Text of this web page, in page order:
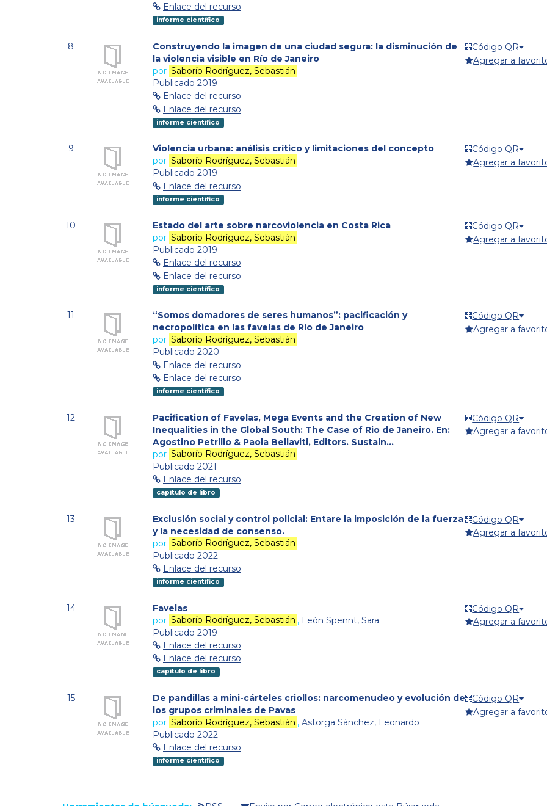
Enlace del recurso
informe científico
8
Construyendo la imagen de una ciudad segura: la disminución de
la violencia visible en Río de Janeiro
por Saborío Rodríguez, Sebastián
Publicado 2019
Enlace del recurso
Enlace del recurso
informe científico
Código QR
Agregar a
9
Violencia urbana: análisis crítico y limitaciones del concepto
por Saborío Rodríguez, Sebastián
Publicado 2019
Enlace del recurso
informe científico
Código QR
Agregar a
10
Estado del arte sobre narcoviolencia en Costa Rica
por Saborío Rodríguez, Sebastián
Publicado 2019
Enlace del recurso
Enlace del recurso
informe científico
Código QR
Agregar a
11
“Somos domadores de seres humanos”: pacificación y
necropolítica en las favelas de Río de Janeiro
por Saborío Rodríguez, Sebastián
Publicado 2020
Enlace del recurso
Enlace del recurso
informe científico
Código QR
Agregar a
12
Pacification of Favelas, Mega Events and the Creation of New
Inequalities in the Global South: The Case of Rio de Janeiro. En:
Agostino Petrillo & Paola Bellaviti, Editors. Sustain...
por Saborío Rodríguez, Sebastián
Publicado 2021
Enlace del recurso
capítulo de libro
Código QR
Agregar a
13
Exclusión social y control policial: Entare la imposición de la fuerza
y la necesidad de consenso.
por Saborío Rodríguez, Sebastián
Publicado 2022
Enlace del recurso
informe científico
Código QR
Agregar a
14
Favelas
por Saborío Rodríguez, Sebastián , León Spennt, Sara
Publicado 2019
Enlace del recurso
Enlace del recurso
capítulo de libro
Código QR
Agregar a
15
De pandillas a mini-cárteles criollos: narcomenudeo y evolución de
los grupos criminales de Pavas
por Saborío Rodríguez, Sebastián , Astorga Sánchez, Leonardo
Publicado 2022
Enlace del recurso
informe científico
Código QR
Agregar a